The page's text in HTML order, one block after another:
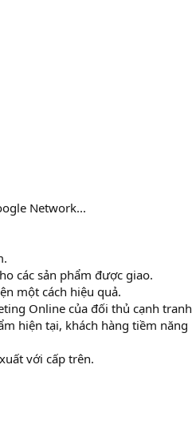
Network...
các sản phẩm được giao.
một cách hiệu quả.
Online của đối thủ cạnh tranh
hiện tại, khách hàng tiềm năng
với cấp trên.